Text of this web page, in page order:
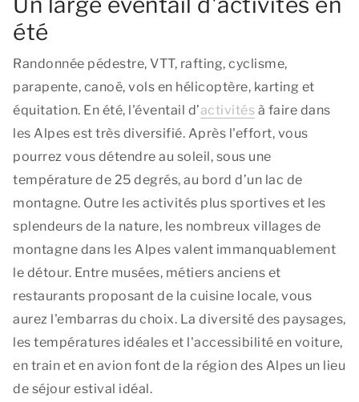
été
Randonnée pédestre, VTT, rafting, cyclisme,
parapente, canoë, vols en hélicoptère, karting et
équitation. En été, l'éventail d’activités à faire dans
les Alpes est très diversifié. Après l'effort, vous
pourrez vous détendre au soleil, sous une
température de 25 degrés, au bord d’un lac de
montagne. Outre les activités plus sportives et les
splendeurs de la nature, les nombreux villages de
montagne dans les Alpes valent immanquablement
le détour. Entre musées, métiers anciens et
restaurants proposant de la cuisine locale, vous
aurez l'embarras du choix. La diversité des paysages,
les températures idéales et l'accessibilité en voiture,
en train et en avion font de la région des Alpes un lieu
de séjour estival idéal.